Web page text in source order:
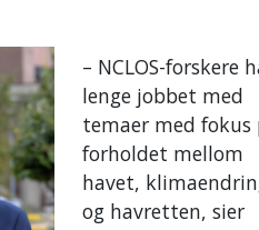
– NCLOS-forskere
lenge jobbet med
temaer med fokus
forholdet mellom
havet,
og havretten, sier